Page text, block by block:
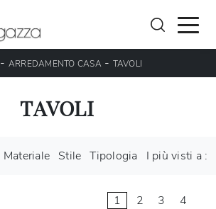
- ARREDAMENTO CASA - TAVOLI
TAVOLI
Materiale Stile Tipologia I più visti a :
1 2 3 4